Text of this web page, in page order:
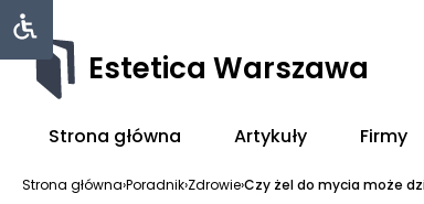
Estetica Warszawa
Strona główna Artykuły Firmy
Strona główna›Poradnik›Zdrowie›Czy żel do mycia może